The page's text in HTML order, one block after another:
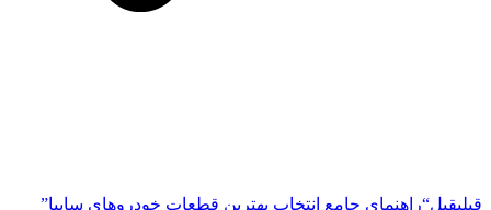
قبلیقبل“راهنمای جامع انتخاب بهترین قطعات خودروهای سایپا”